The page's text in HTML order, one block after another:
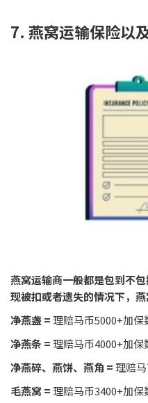
7. 燕窝运输保险以
燕窝运输商一般都是包到不
现被扣或者遗失的情况下，
净燕盏 = 理赔马币5000+加保
净燕条 = 理赔马币4000+加保
净燕碎、燕饼、燕角 = 理赔
毛燕窝 = 理赔马币3400+加保